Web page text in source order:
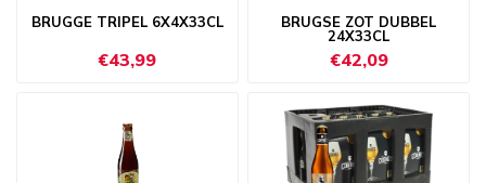
BRUGGE TRIPEL 6X4X33CL
€43,99
BRUGSE ZOT DUBBEL
24X33CL
€42,09